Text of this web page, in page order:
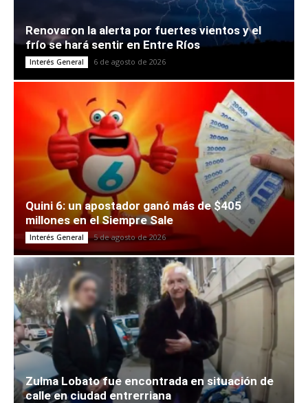
Renovaron la alerta por fuertes vientos y el
frío se hará sentir en Entre Ríos
Interés General 6 de agosto de 2026
Quini 6: un apostador ganó más de $405
millones en el Siempre Sale
Interés General 5 de agosto de 2026
Zulma Lobato fue encontrada en situación de
calle en ciudad entrerriana